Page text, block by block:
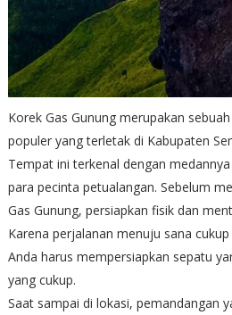
Korek Gas Gunung merupakan
populer yang terletak di Kabupaten
Tempat ini terkenal dengan
para pecinta petualangan. Sebelum
Gas Gunung, persiapkan fisik dan
Karena perjalanan menuju sana
Anda harus mempersiapkan sepatu
yang cukup.
Saat sampai di lokasi, pemandangan